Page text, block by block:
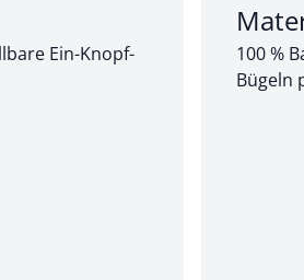
Ein-Knopf-
100 %
Bügeln